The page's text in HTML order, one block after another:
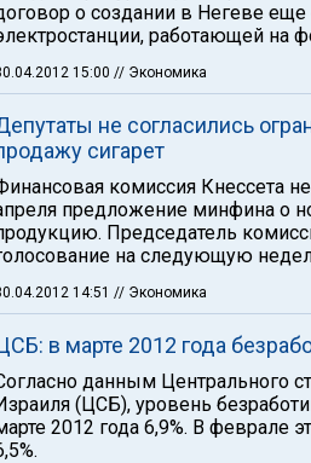
о создании в Негеве еще
работающей на
15:00 // Экономика
не согласились
сигарет
комиссия Кнессета
предложение минфина о
Председатель
на следующую
14:51 // Экономика
в марте 2012 года
данным Центрального
(ЦСБ), уровень
2012 года 6,9%. В феврале